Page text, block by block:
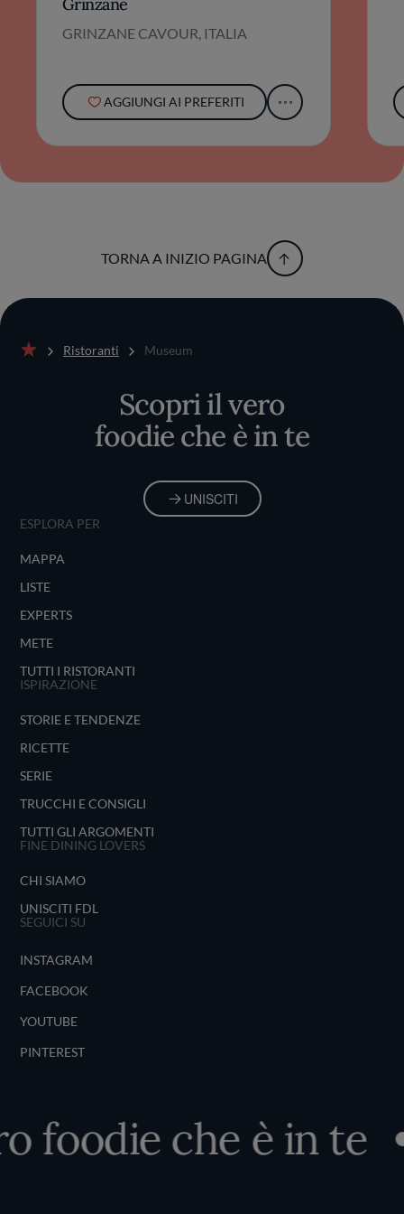
GRINZANE CAVOUR, ITALIA
AGGIUNGI AI PREFERITI
TORNA A INIZIO PAGINA
Ristoranti Museum
Scopri il vero
foodie che è in te
UNISCITI
ESPLORA PER
MAPPA
LISTE
EXPERTS
METE
TUTTI I RISTORANTI
ISPIRAZIONE
STORIE E TENDENZE
RICETTE
SERIE
TRUCCHI E CONSIGLI
TUTTI GLI ARGOMENTI
FINE DINING LOVERS
CHI SIAMO
UNISCITI FDL
SEGUICI SU
INSTAGRAM
FACEBOOK
YOUTUBE
PINTEREST
foodie che è in te